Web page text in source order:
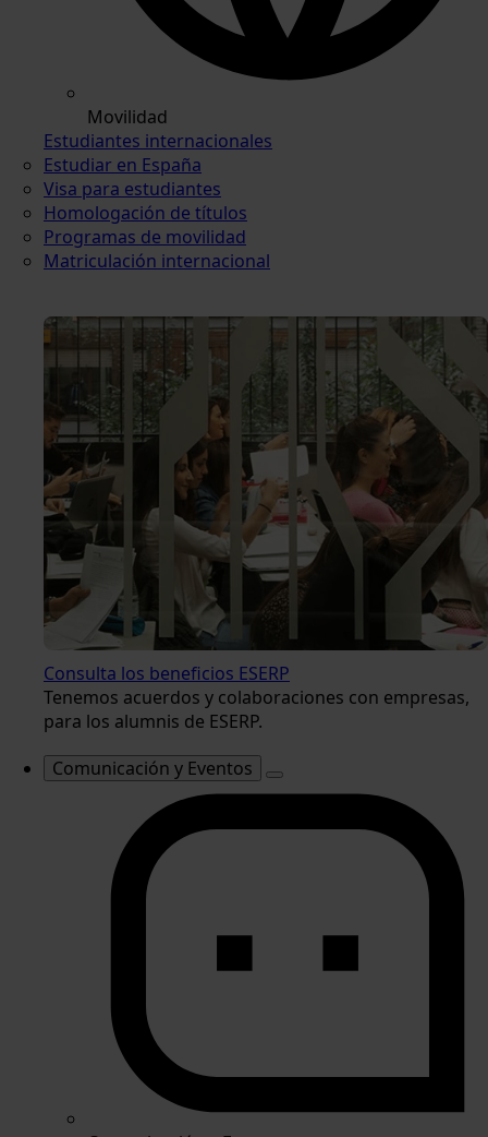
Movilidad
Estudiantes internacionales
Estudiar en España
Visa para estudiantes
Homologación de títulos
Programas de movilidad
Matriculación internacional
Consulta los beneficios ESERP
Tenemos acuerdos y colaboraciones con empresas,
para los alumnis de ESERP.
Comunicación y Eventos